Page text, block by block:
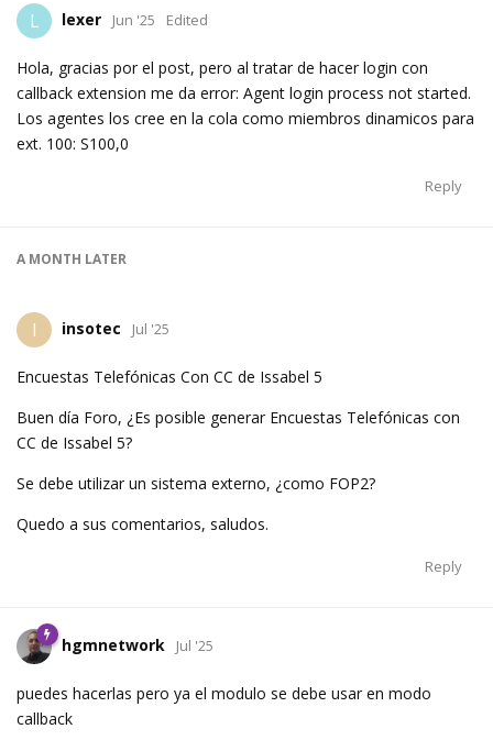
L lexer Jun '25 Edited
Hola, gracias por el post, pero al tratar de hacer login con
callback extension me da error: Agent login process not started.
Los agentes los cree en la cola como miembros dinamicos para
ext. 100: S100,0
Reply
A MONTH LATER
I insotec Jul '25
Encuestas Telefónicas Con CC de Issabel 5
Buen día Foro, ¿Es posible generar Encuestas Telefónicas con
CC de Issabel 5?
Se debe utilizar un sistema externo, ¿como FOP2?
Quedo a sus comentarios, saludos.
Reply
hgmnetwork Jul '25
puedes hacerlas pero ya el modulo se debe usar en modo
callback